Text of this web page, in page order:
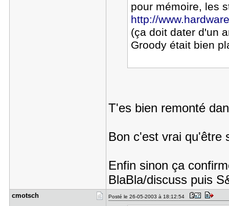
pour mémoire, les
http://
(ça doit dater d'un
Groody était bien
T'es bien remonté
Bon c'est vrai
Enfin sinon ça
BlaBla/discuss puis
cmotsch Posté le 26-05-2003 à 18:12:54